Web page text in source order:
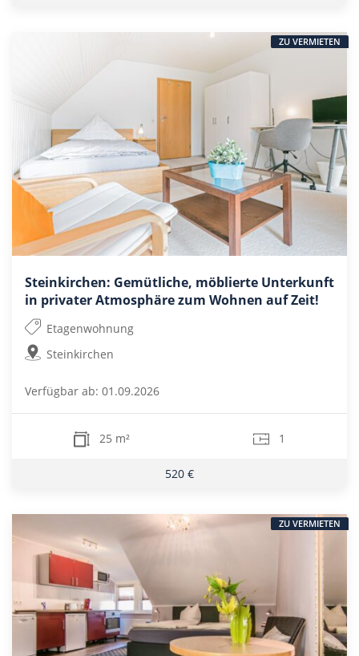
Steinkirchen: Gemütliche, möblierte Unterkunft
in privater Atmosphäre zum Wohnen auf Zeit!
Etagenwohnung
Steinkirchen
Verfügbar ab: 01.09.2026
25 m² 1
520 €
ZU VERMIETEN
ZU VERMIETEN